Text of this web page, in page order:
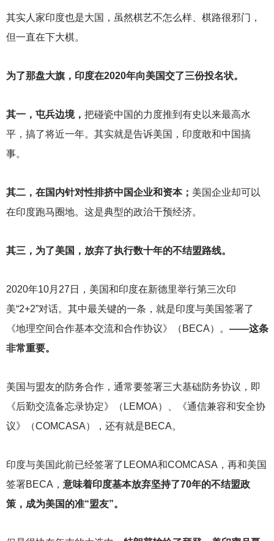
其实人家印度也是大国，虽然棋艺不怎么样、棋路很邪门，
但一直在下大棋。
为了那盘大旗，印度在2020年向美国交了三份投名状。
其一，屯兵边境， 把碰瓷中国的力度推到有史以来最高水
平，搞了将近一年。其实就是告诉美国，印度敢和中国搞
事。
其二，在国内针对性排挤中国企业和资本； 美国企业却可以
在印度跑马圈地。这是典型的政治干预经济。
其三，为了美国，放弃了执行数十年的不结盟路线。
2020年10月27日，美国和印度在新德里举行第三次印
美“2+2”对话。其中最关键的一条，就是印度与美国签署了
《地理空间合作基本交流和合作协议》（BECA）。 ——这条
非常重要。
美国与盟友的防务合作，通常要签署三大基础防务协议，即
《后勤交流备忘录协定》（LEMOA）、《通信兼容和安全协
议》（COMCASA），还有就是BECA。
印度与美国此前已经签署了LEOMA和COMCASA，再和美国
签署BECA， 意味着印度基本放弃坚持了70年的不结盟政
策，成为美国的准“盟友”。